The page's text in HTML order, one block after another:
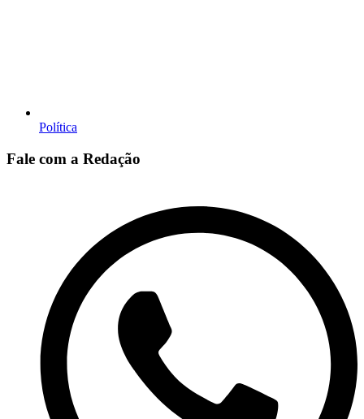
Política
Fale com a Redação